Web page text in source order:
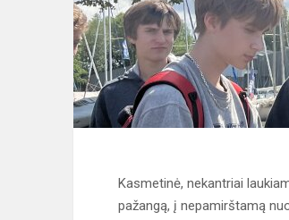
Kasmetinė, nekantriai
pažangą, į nepamirštamą